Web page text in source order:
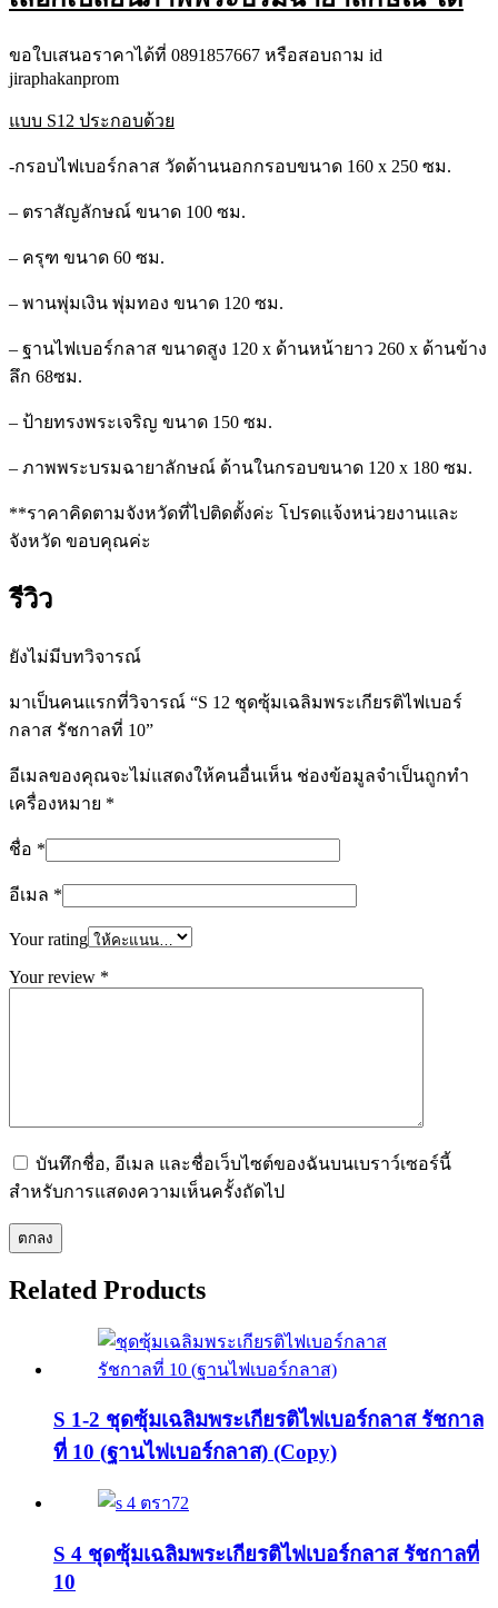
ขอใบเสนอราคาได้ที่ 0891857667 หรือสอบถาม id
jiraphakanprom
แบบ S12 ประกอบด้วย
-กรอบไฟเบอร์กลาส วัดด้านนอกกรอบขนาด 160 x 250 ซม.
– ตราสัญลักษณ์ ขนาด 100 ซม.
– ครุฑ ขนาด 60 ซม.
– พานพุ่มเงิน พุ่มทอง ขนาด 120 ซม.
– ฐานไฟเบอร์กลาส ขนาดสูง 120 x ด้านหน้ายาว 260 x ด้านข้าง
ลึก 68ซม.
– ป้ายทรงพระเจริญ ขนาด 150 ซม.
– ภาพพระบรมฉายาลักษณ์ ด้านในกรอบขนาด 120 x 180 ซม.
**ราคาคิดตามจังหวัดที่ไปติดตั้งค่ะ โปรดแจ้งหน่วยงานและ
จังหวัด ขอบคุณค่ะ
รีวิว
ยังไม่มีบทวิจารณ์
มาเป็นคนแรกที่วิจารณ์ “S 12 ชุดซุ้มเฉลิมพระเกียรติไฟเบอร์
กลาส รัชกาลที่ 10”
อีเมลของคุณจะไม่แสดงให้คนอื่นเห็น ช่องข้อมูลจำเป็นถูกทำ
เครื่องหมาย *
ชื่อ *
อีเมล *
Your rating
Your review *
บันทึกชื่อ, อีเมล และชื่อเว็บไซต์ของฉันบนเบราว์เซอร์นี้
สำหรับการแสดงความเห็นครั้งถัดไป
Related Products
S 1-2 ชุดซุ้มเฉลิมพระเกียรติไฟเบอร์กลาส รัชกาล
ที่ 10 (ฐานไฟเบอร์กลาส) (Copy)
S 4 ชุดซุ้มเฉลิมพระเกียรติไฟเบอร์กลาส รัชกาลที่
10